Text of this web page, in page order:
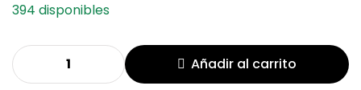
394 disponibles
Añadir al carrito